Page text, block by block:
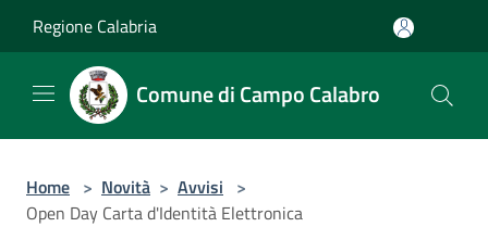
Regione Calabria
Comune di Campo Calabro
Home > Novità > Avvisi >
Open Day Carta d'Identità Elettronica